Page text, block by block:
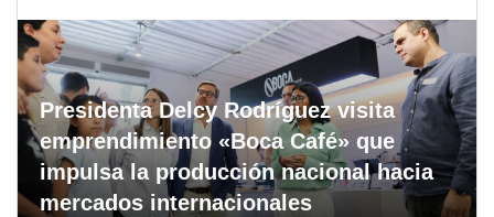
Presidenta Delcy Rodríguez visita
emprendimiento «Boca Café» que
impulsa la producción nacional hacia
mercados internacionales